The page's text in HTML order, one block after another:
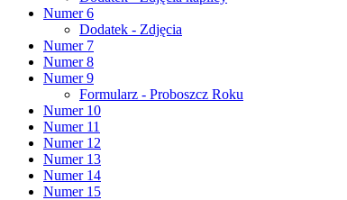
Numer 6
Dodatek - Zdjęcia
Numer 7
Numer 8
Numer 9
Formularz - Proboszcz Roku
Numer 10
Numer 11
Numer 12
Numer 13
Numer 14
Numer 15